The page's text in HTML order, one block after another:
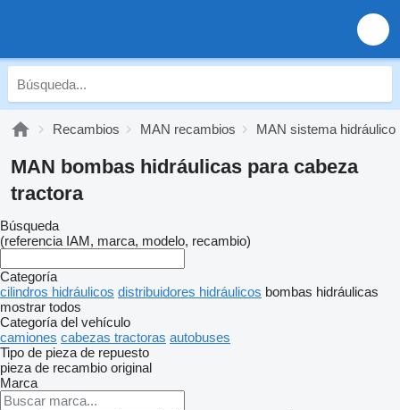
Recambios MAN recambios MAN sistema hidráulico
MAN bombas hidráulicas para cabeza
tractora
Búsqueda
(referencia IAM, marca, modelo, recambio)
Categoría
cilindros hidráulicos distribuidores hidráulicos bombas hidráulicas
mostrar todos
Categoría del vehículo
camiones cabezas tractoras autobuses
Tipo de pieza de repuesto
pieza de recambio original
Marca